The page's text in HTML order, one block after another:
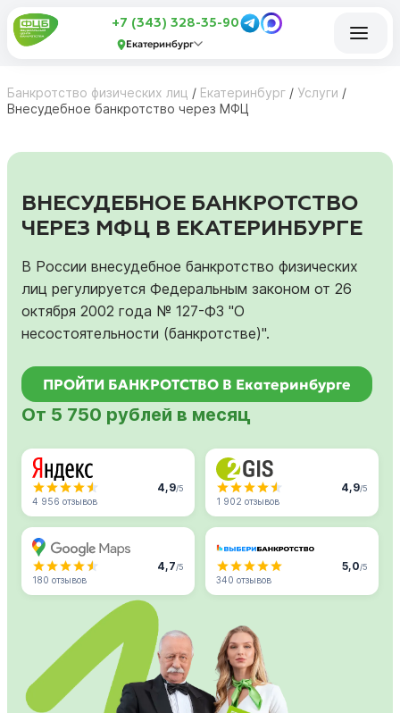
+7 (343) 328-35-90
Екатеринбург
Банкротство физических лиц / Екатеринбург / Услуги /
Внесудебное банкротство через МФЦ
ВНЕСУДЕБНОЕ БАНКРОТСТВО
ЧЕРЕЗ МФЦ В ЕКАТЕРИНБУРГЕ
В России внесудебное банкротство физических
лиц регулируется Федеральным законом от 26
октября 2002 года № 127-ФЗ "О
несостоятельности (банкротстве)".
ПРОЙТИ БАНКРОТСТВО В Екатеринбурге
От 5 750 рублей в месяц
4,9/5
4 956 отзывов
4,9/5
1 902 отзывов
4,7/5
180 отзывов
5,0/5
340 отзывов